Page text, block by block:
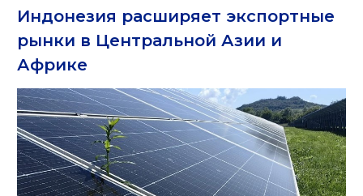
Индонезия расширяет экспортные
рынки в Центральной Азии и
Африке